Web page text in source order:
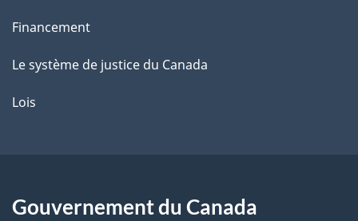
Financement
Le système de justice du Canada
Lois
Gouvernement du Canada